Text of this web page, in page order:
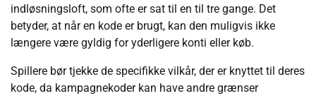
indløsningsloft, som ofte er sat til en til tre gange. Det
betyder, at når en kode er brugt, kan den muligvis ikke
længere være gyldig for yderligere konti eller køb.
Spillere bør tjekke de specifikke vilkår, der er knyttet til deres
kode, da kampagnekoder kan have andre grænser